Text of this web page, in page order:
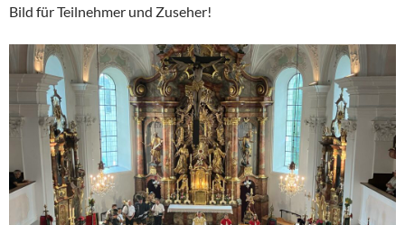
Bild für Teilnehmer und Zuseher!